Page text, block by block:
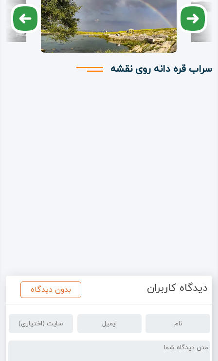
سراب قره دانه روی نقشه
دیدگاه کاربران بدون دیدگاه